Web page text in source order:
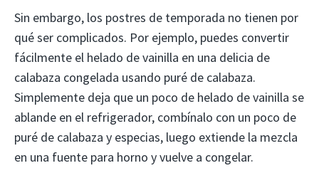
Sin embargo, los postres de temporada no tienen por
qué ser complicados. Por ejemplo, puedes convertir
fácilmente el helado de vainilla en una delicia de
calabaza congelada usando puré de calabaza.
Simplemente deja que un poco de helado de vainilla se
ablande en el refrigerador, combínalo con un poco de
puré de calabaza y especias, luego extiende la mezcla
en una fuente para horno y vuelve a congelar.